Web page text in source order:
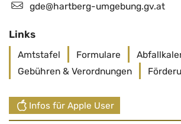
gde@hartberg-umgebung.gv.at
Links
Amtstafel Formulare
Gebühren & Verordnungen
Infos für Apple User